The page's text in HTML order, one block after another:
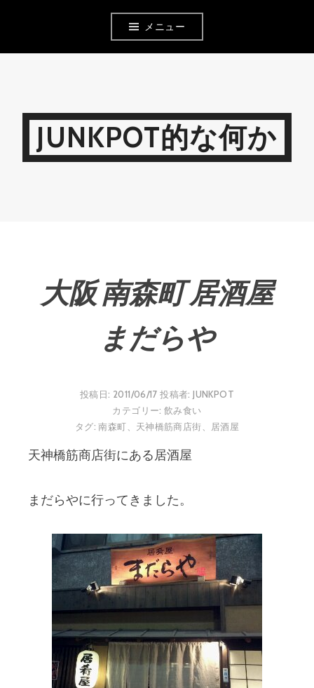
メニュー
JUNKPOT的な何か
大阪 南森町 居酒屋
まだらや
投稿日: 2011/06/17 投稿者:JUNKPOT
カテゴリー:飲み食い
タグ:南森町 天神橋筋商店街 居酒屋
天神橋筋商店街にある居酒屋
まだらやに行ってきました。